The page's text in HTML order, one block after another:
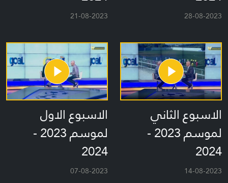
28-08-2023
21-08-2023
الاسبوع الثاني
لموسم 2023 -
2024
14-08-2023
الاسبوع الاول
لموسم 2023 -
2024
07-08-2023